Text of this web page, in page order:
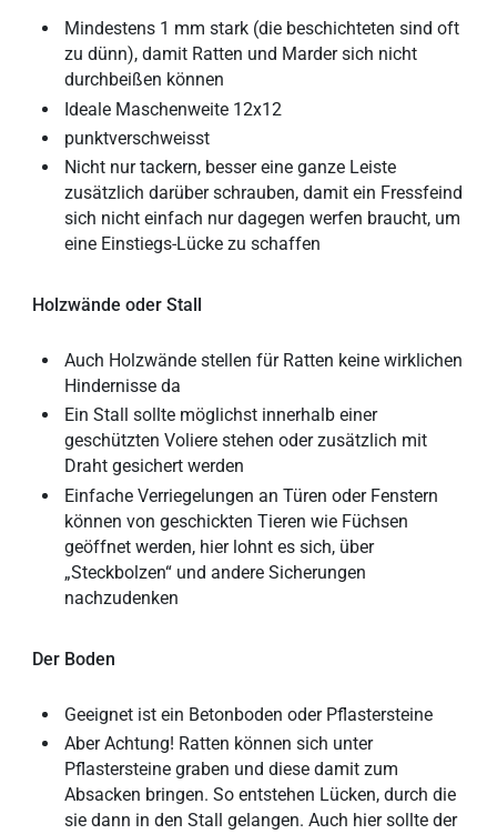
Mindestens 1 mm stark (die beschichteten sind oft
zu dünn), damit Ratten und Marder sich nicht
durchbeißen können
Ideale Maschenweite 12x12
punktverschweisst
Nicht nur tackern, besser eine ganze Leiste
zusätzlich darüber schrauben, damit ein Fressfeind
sich nicht einfach nur dagegen werfen braucht, um
eine Einstiegs-Lücke zu schaffen
Holzwände oder Stall
Auch Holzwände stellen für Ratten keine wirklichen
Hindernisse da
Ein Stall sollte möglichst innerhalb einer
geschützten Voliere stehen oder zusätzlich mit
Draht gesichert werden
Einfache Verriegelungen an Türen oder Fenstern
können von geschickten Tieren wie Füchsen
geöffnet werden, hier lohnt es sich, über
„Steckbolzen“ und andere Sicherungen
nachzudenken
Der Boden
Geeignet ist ein Betonboden oder Pflastersteine
Aber Achtung! Ratten können sich unter
Pflastersteine graben und diese damit zum
Absacken bringen. So entstehen Lücken, durch die
sie dann in den Stall gelangen. Auch hier sollte der